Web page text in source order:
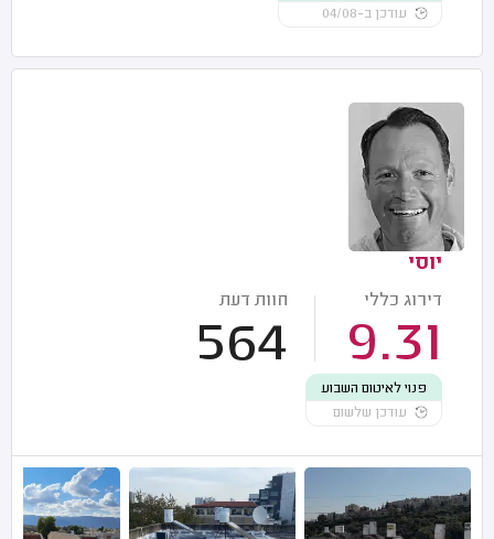
עודכן ב-04/08
יוסי
דירוג כללי
9.31
חוות דעת
564
פנוי לאיטום השבוע
עודכן שלשום